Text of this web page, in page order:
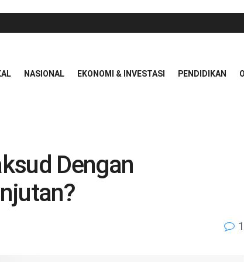
NASIONAL EKONOMI & INVESTASI PENDIDIKAN
Dengan
1